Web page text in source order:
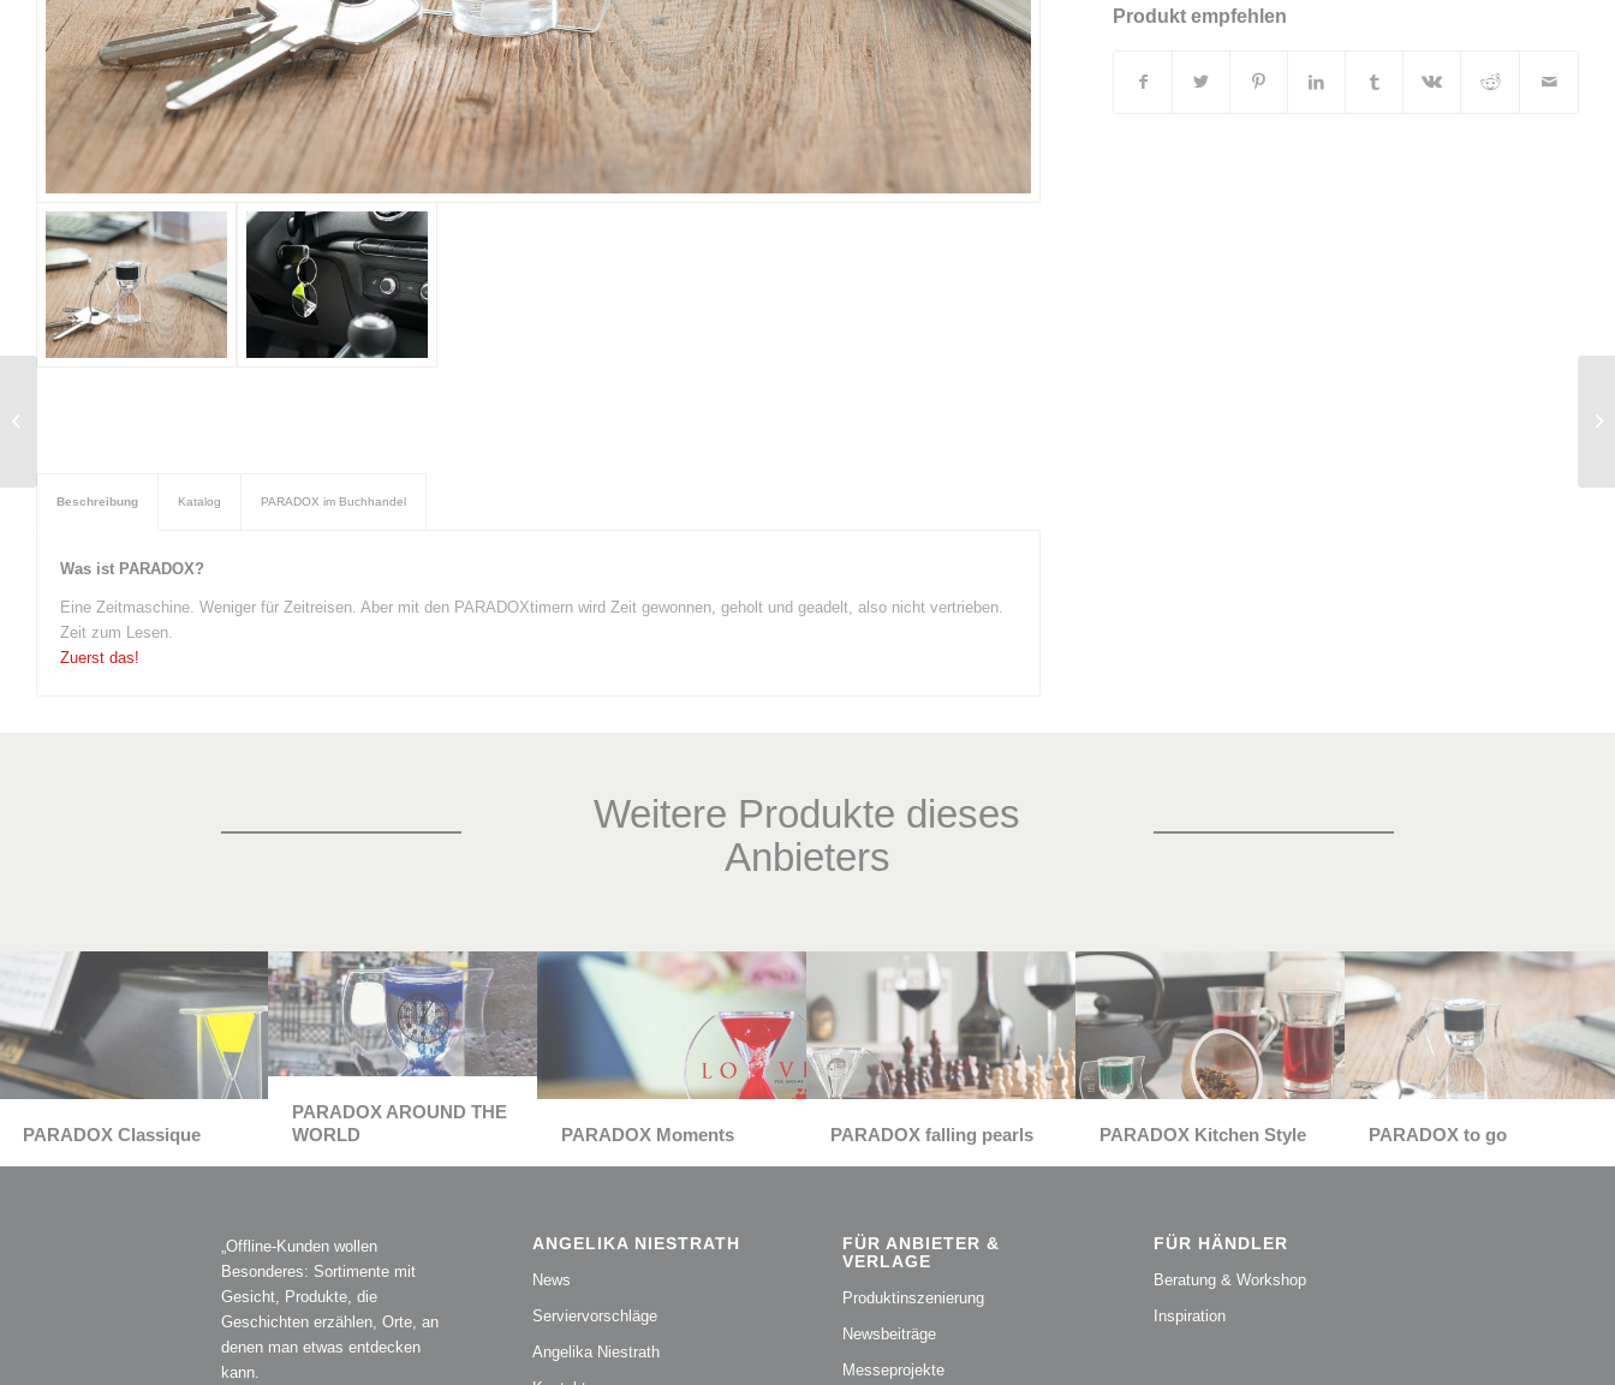
Beschreibung Katalog PARADOX im Buchhandel
Was ist PARADOX?
Eine Zeitmaschine. Weniger für Zeitreisen. Aber mit den PARADOXtimern wird Zeit gewonnen, geholt und geadelt, also nicht vertrieben.
Zeit zum Lesen.
Zuerst das!
Produkt empfehlen
Weitere Produkte dieses
Anbieters
PARADOX Classique
PARADOX AROUND THE
WORLD
PARADOX Moments PARADOX falling pearls PARADOX Kitchen Style PARADOX to go
„Offline-Kunden wollen
Besonderes: Sortimente mit
Gesicht, Produkte, die
Geschichten erzählen, Orte, an
denen man etwas entdecken
kann.
ANGELIKA NIESTRATH
News
Serviervorschläge
Angelika Niestrath
FÜR ANBIETER &
VERLAGE
Produktinszenierung
Newsbeiträge
Messeprojekte
FÜR HÄNDLER
Beratung & Workshop
Inspiration